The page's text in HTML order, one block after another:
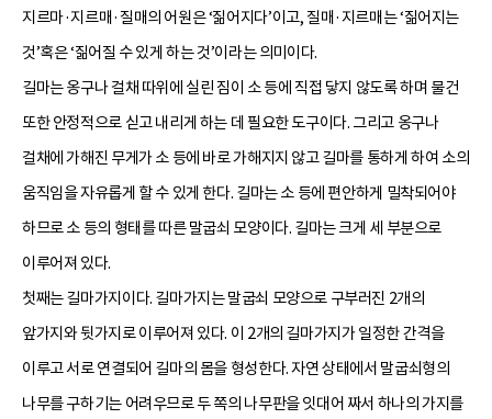
지르마·지르매·질매의 어원은 ‘짊어지다’이고, 질매·지르매는 ‘짊어지는
것’혹은 ‘짊어질 수 있게 하는 것’이라는 의미이다.
길마는 옹구나 걸채 따위에 실린 짐이 소 등에 직접 닿지 않도록 하며 물건
또한 안정적으로 싣고 내리게 하는 데 필요한 도구이다. 그리고 옹구나
걸채에 가해진 무게가 소 등에 바로 가해지지 않고 길마를 통하게 하여 소의
움직임을 자유롭게 할 수 있게 한다. 길마는 소 등에 편안하게 밀착되어야
하므로 소 등의 형태를 따른 말굽쇠 모양이다. 길마는 크게 세 부분으로
이루어져 있다.
첫째는 길마가지이다. 길마가지는 말굽쇠 모양으로 구부러진 2개의
앞가지와 뒷가지로 이루어져 있다. 이 2개의 길마가지가 일정한 간격을
이루고 서로 연결되어 길마의 몸을 형성한다. 자연 상태에서 말굽쇠형의
나무를 구하기는 어려우므로 두 쪽의 나무판을 잇대어 짜서 하나의 가지를